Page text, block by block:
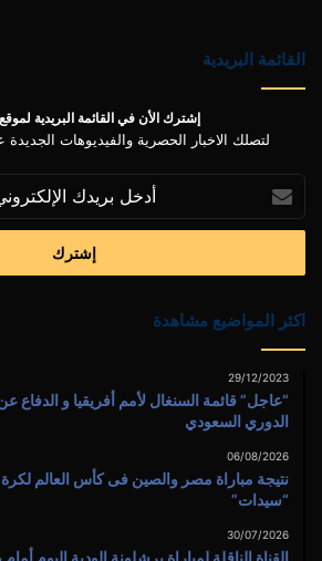
القائمة البريدية
إشترك الأن في القائمة البريدية لموقع
لتصلك الاخبار الحصرية والفيديوهات الجديدة
بريدك
الإلكتروني
اكثر المواضيع مشاهدة
29/12/2023
“عاجل” قائمة السنغال لأمم أفريقيا و الدفاع
الدوري السعودي
06/08/2026
“سيدات”
30/07/2026
القناة الناقلة لمباراة برشلونة الودية اليوم